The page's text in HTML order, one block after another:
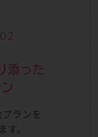
02
添った
ランを
。